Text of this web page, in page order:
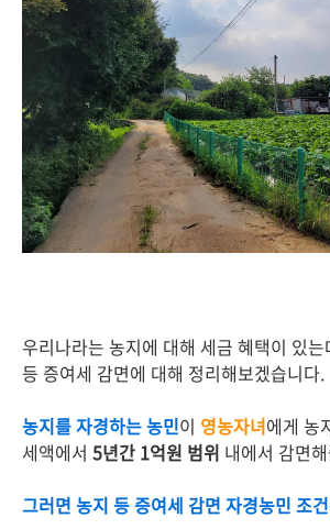
우리나라는 농지에 대해 세금 혜택이 있
등 증여세 감면에 대해 정리해보겠습니다.
농지를 자경하는 농민이 영농자녀에게 농
세액에서 5년간 1억원 범위 내에서 감면
그러면 농지 등 증여세 감면 자경농민 조